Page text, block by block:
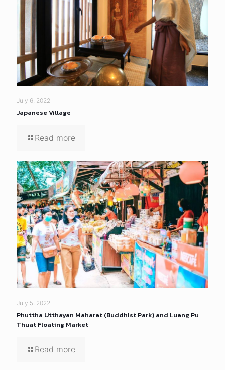
July 6, 2022
Japanese Village
Read more
July 5, 2022
Phuttha Utthayan Maharat (Buddhist Park) and Luang Pu
Thuat Floating Market
Read more